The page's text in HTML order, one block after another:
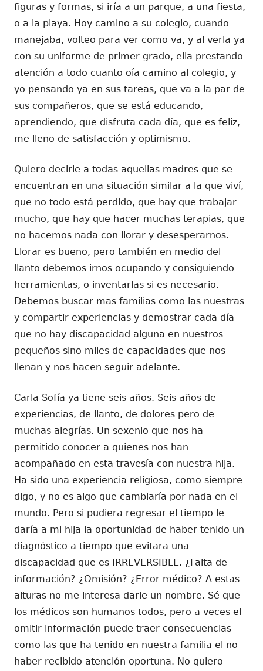
figuras y formas, si iría a un parque, a una fiesta,
o a la playa. Hoy camino a su colegio, cuando
manejaba, volteo para ver como va, y al verla ya
con su uniforme de primer grado, ella prestando
atención a todo cuanto oía camino al colegio, y
yo pensando ya en sus tareas, que va a la par de
sus compañeros, que se está educando,
aprendiendo, que disfruta cada día, que es feliz,
me lleno de satisfacción y optimismo.
Quiero decirle a todas aquellas madres que se
encuentran en una situación similar a la que viví,
que no todo está perdido, que hay que trabajar
mucho, que hay que hacer muchas terapias, que
no hacemos nada con llorar y desesperarnos.
Llorar es bueno, pero también en medio del
llanto debemos irnos ocupando y consiguiendo
herramientas, o inventarlas si es necesario.
Debemos buscar mas familias como las nuestras
y compartir experiencias y demostrar cada día
que no hay discapacidad alguna en nuestros
pequeños sino miles de capacidades que nos
llenan y nos hacen seguir adelante.
Carla Sofía ya tiene seis años. Seis años de
experiencias, de llanto, de dolores pero de
muchas alegrías. Un sexenio que nos ha
permitido conocer a quienes nos han
acompañado en esta travesía con nuestra hija.
Ha sido una experiencia religiosa, como siempre
digo, y no es algo que cambiaría por nada en el
mundo. Pero si pudiera regresar el tiempo le
daría a mi hija la oportunidad de haber tenido un
diagnóstico a tiempo que evitara una
discapacidad que es IRREVERSIBLE. ¿Falta de
información? ¿Omisión? ¿Error médico? A estas
alturas no me interesa darle un nombre. Sé que
los médicos son humanos todos, pero a veces el
omitir información puede traer consecuencias
como las que ha tenido en nuestra familia el no
haber recibido atención oportuna. No quiero